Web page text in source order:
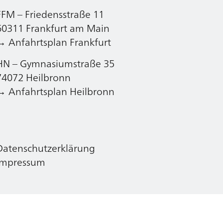
– Friedensstraße 11
Frankfurt am Main
Anfahrtsplan Frankfurt
– Gymnasiumstraße 35
Heilbronn
Anfahrtsplan Heilbronn